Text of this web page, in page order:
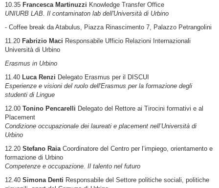
10.35 Francesca Martinuzzi Knowledge Transfer Office
UNIURB LAB. Il contaminaton lab dell'Università di Urbino
- Coffee break da Atabulus, Piazza Rinascimento 7, Palazzo Petrangolini
11.20 Fabrizio Maci Responsabile Ufficio Relazioni Internazionali
Università di Urbino
Erasmus in Urbino
11.40 Luca Renzi Delegato Erasmus per il DISCUI
Esperienze e visioni del ruolo dell'Erasmus per la formazione degli
studenti di Lingue
12.00 Tonino Pencarelli Delegato del Rettore ai Tirocini formativi e al
Placement
Condizione occupazionale dei laureati e placement nell’Università di
Urbino
12.20 Stefano Raia Coordinatore del Centro per l’impiego, orientamento e
formazione di Urbino
Competenze e occupazione. Il talento nel futuro
12.40 Simona Denti Responsabile del Settore politiche sociali, politiche